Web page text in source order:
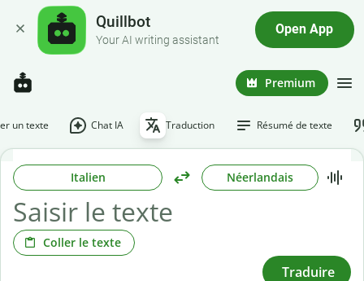
Quillbot
Your AI writing assistant
Open App
Premium
un texte Chat IA Traduction Résumé de texte
Italien Néerlandais
Coller le texte
Traduire